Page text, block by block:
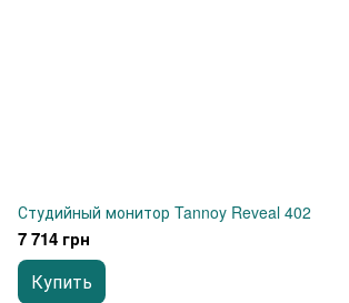
Студийный монитор Tannoy Reveal 402
7 714 грн
Купить